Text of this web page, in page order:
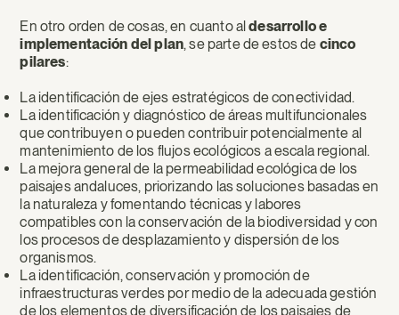
En otro orden de cosas, en cuanto aldesarrollo e
implementación del plan, se parte de estos de cinco
pilares:
La identificación de ejes estratégicos de conectividad.
La identificación y diagnóstico de áreas multifuncionales
que contribuyen o pueden contribuir potencialmente al
mantenimiento de los flujos ecológicos a escala regional.
La mejora general de la permeabilidad ecológica de los
paisajes andaluces, priorizando las soluciones basadas en
la naturaleza y fomentando técnicas y labores
compatibles con la conservación de la biodiversidad y con
los procesos de desplazamiento y dispersión de los
organismos.
La identificación, conservación y promoción de
infraestructuras verdes por medio de la adecuada gestión
de los elementos de diversificación de los paisajes de